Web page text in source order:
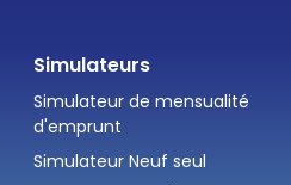
Simulateurs
Simulateur de mensualité
d'emprunt
Simulateur Neuf seul